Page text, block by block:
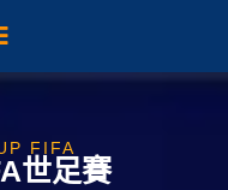
FIFA
世足賽